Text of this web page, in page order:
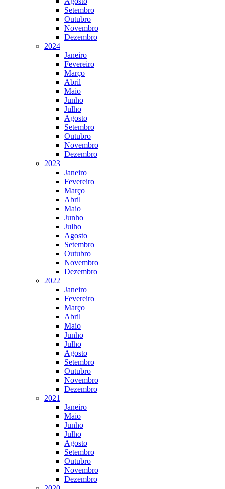
Setembro
Outubro
Novembro
Dezembro
2024
Janeiro
Fevereiro
Março
Abril
Maio
Junho
Julho
Agosto
Setembro
Outubro
Novembro
Dezembro
2023
Janeiro
Fevereiro
Março
Abril
Maio
Junho
Julho
Agosto
Setembro
Outubro
Novembro
Dezembro
2022
Janeiro
Fevereiro
Março
Abril
Maio
Junho
Julho
Agosto
Setembro
Outubro
Novembro
Dezembro
2021
Janeiro
Maio
Junho
Julho
Agosto
Setembro
Outubro
Novembro
Dezembro